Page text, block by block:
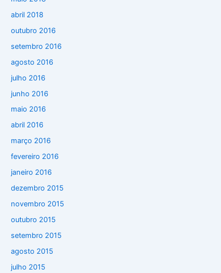
abril 2018
outubro 2016
setembro 2016
agosto 2016
julho 2016
junho 2016
maio 2016
abril 2016
março 2016
fevereiro 2016
janeiro 2016
dezembro 2015
novembro 2015
outubro 2015
setembro 2015
agosto 2015
julho 2015